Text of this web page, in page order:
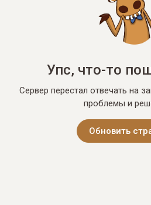
Упс, что-то
Сервер перестал отвечать на
проблемы и
Обновить